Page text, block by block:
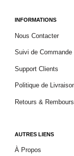
INFORMATIONS
Nous Contacter
Suivi de Commande
Support Clients
Politique de
Retours &
AUTRES LIENS
À Propos